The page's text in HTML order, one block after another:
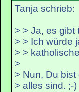
Tanja schrieb:
> > Ja, es gibt
> > Ich würde
> >
>
> Nun, Du
> alles sind. ;-)